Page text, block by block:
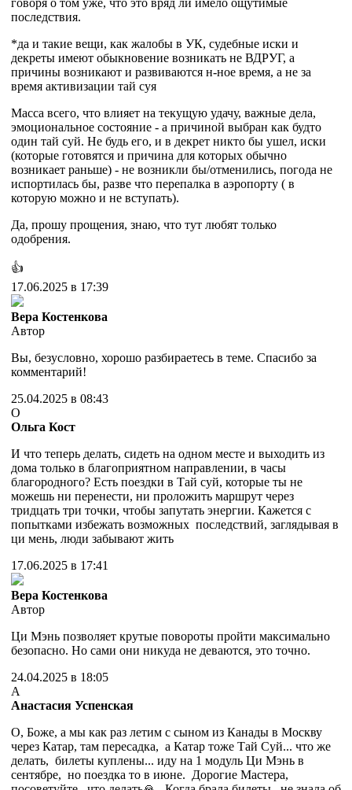
говоря о том уже, что это вряд ли имело ощутимые
последствия.
*да и такие вещи, как жалобы в УК, судебные иски и
декреты имеют обыкновение возникать не ВДРУГ, а
причины возникают и развиваются н-ное время, а не за
время активизации тай суя
Масса всего, что влияет на текущую удачу, важные дела,
эмоциональное состояние - а причиной выбран как будто
один тай суй. Не будь его, и в декрет никто бы ушел, иски
(которые готовятся и причина для которых обычно
возникает раньше) - не возникли бы/отменились, погода не
испортилась бы, разве что перепалка в аэропорту ( в
которую можно и не вступать).
Да, прошу прощения, знаю, что тут любят только
одобрения.
👍
17.06.2025 в 17:39
Вера Костенкова
Автор
Вы, безусловно, хорошо разбираетесь в теме. Спасибо за
комментарий!
25.04.2025 в 08:43
О
Ольга Кост
И что теперь делать, сидеть на одном месте и выходить из
дома только в благоприятном направлении, в часы
благородного? Есть поездки в Тай суй, которые ты не
можешь ни перенести, ни проложить маршрут через
тридцать три точки, чтобы запутать энергии. Кажется с
попытками избежать возможных последствий, заглядывая в
ци мень, люди забывают жить
17.06.2025 в 17:41
Вера Костенкова
Автор
Ци Мэнь позволяет крутые повороты пройти максимально
безопасно. Но сами они никуда не деваются, это точно.
24.04.2025 в 18:05
А
Анастасия Успенская
О, Боже, а мы как раз летим с сыном из Канады в Москву
через Катар, там пересадка, а Катар тоже Тай Суй... что же
делать, билеты куплены... иду на 1 модуль Ци Мэнь в
сентябре, но поездка то в июне. Дорогие Мастера,